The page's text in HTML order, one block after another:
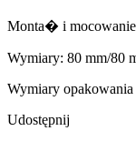
Monta� i
Wymiary: 80 mm/80
Wymiary
Udostępnij